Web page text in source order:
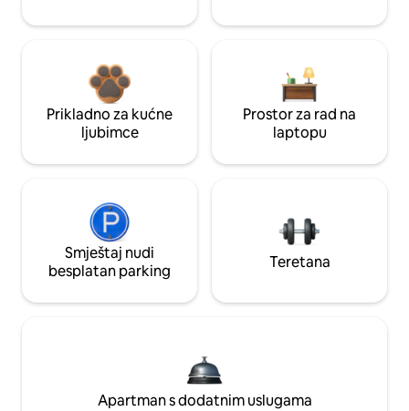
Prikladno za kućne
ljubimce
Prostor za rad na
laptopu
Smještaj nudi
besplatan parking
Teretana
Apartman s dodatnim uslugama